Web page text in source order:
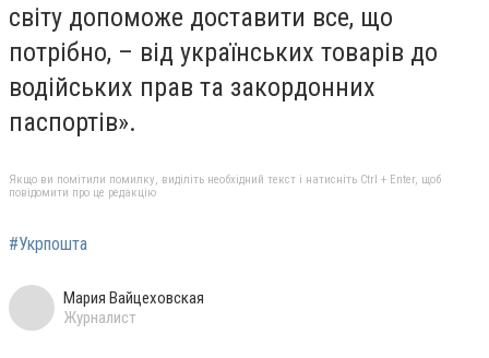
світу допоможе доставити все, що
потрібно, – від українських товарів до
водійських прав та закордонних
паспортів».
Якщо ви помітили помилку, виділіть необхідний текст і натисніть Ctrl + Enter, щоб
повідомити про це редакцію
#Укрпошта
Мария Вайцеховская
Журналист